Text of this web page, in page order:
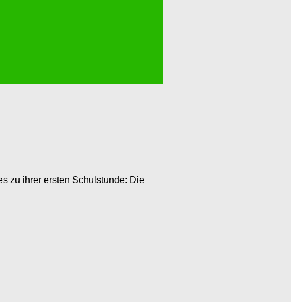
zu ihrer ersten Schulstunde: Die